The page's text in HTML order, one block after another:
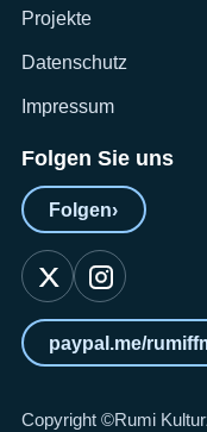
Projekte
Datenschutz
Impressum
Folgen Sie uns
Folgen›
paypal.me/
Copyright ©Rumi